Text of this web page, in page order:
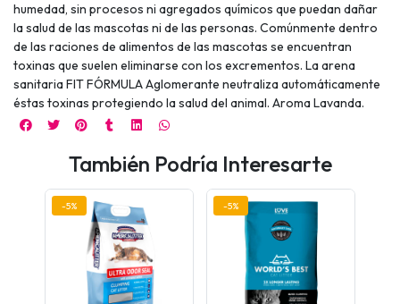
humedad, sin procesos ni agregados químicos que puedan dañar
la salud de las mascotas ni de las personas. Comúnmente dentro
de las raciones de alimentos de las mascotas se encuentran
toxinas que suelen eliminarse con los excrementos. La arena
sanitaria FIT FÓRMULA Aglomerante neutraliza automáticamente
éstas toxinas protegiendo la salud del animal. Aroma Lavanda.
También Podría Interesarte
-5% -5%